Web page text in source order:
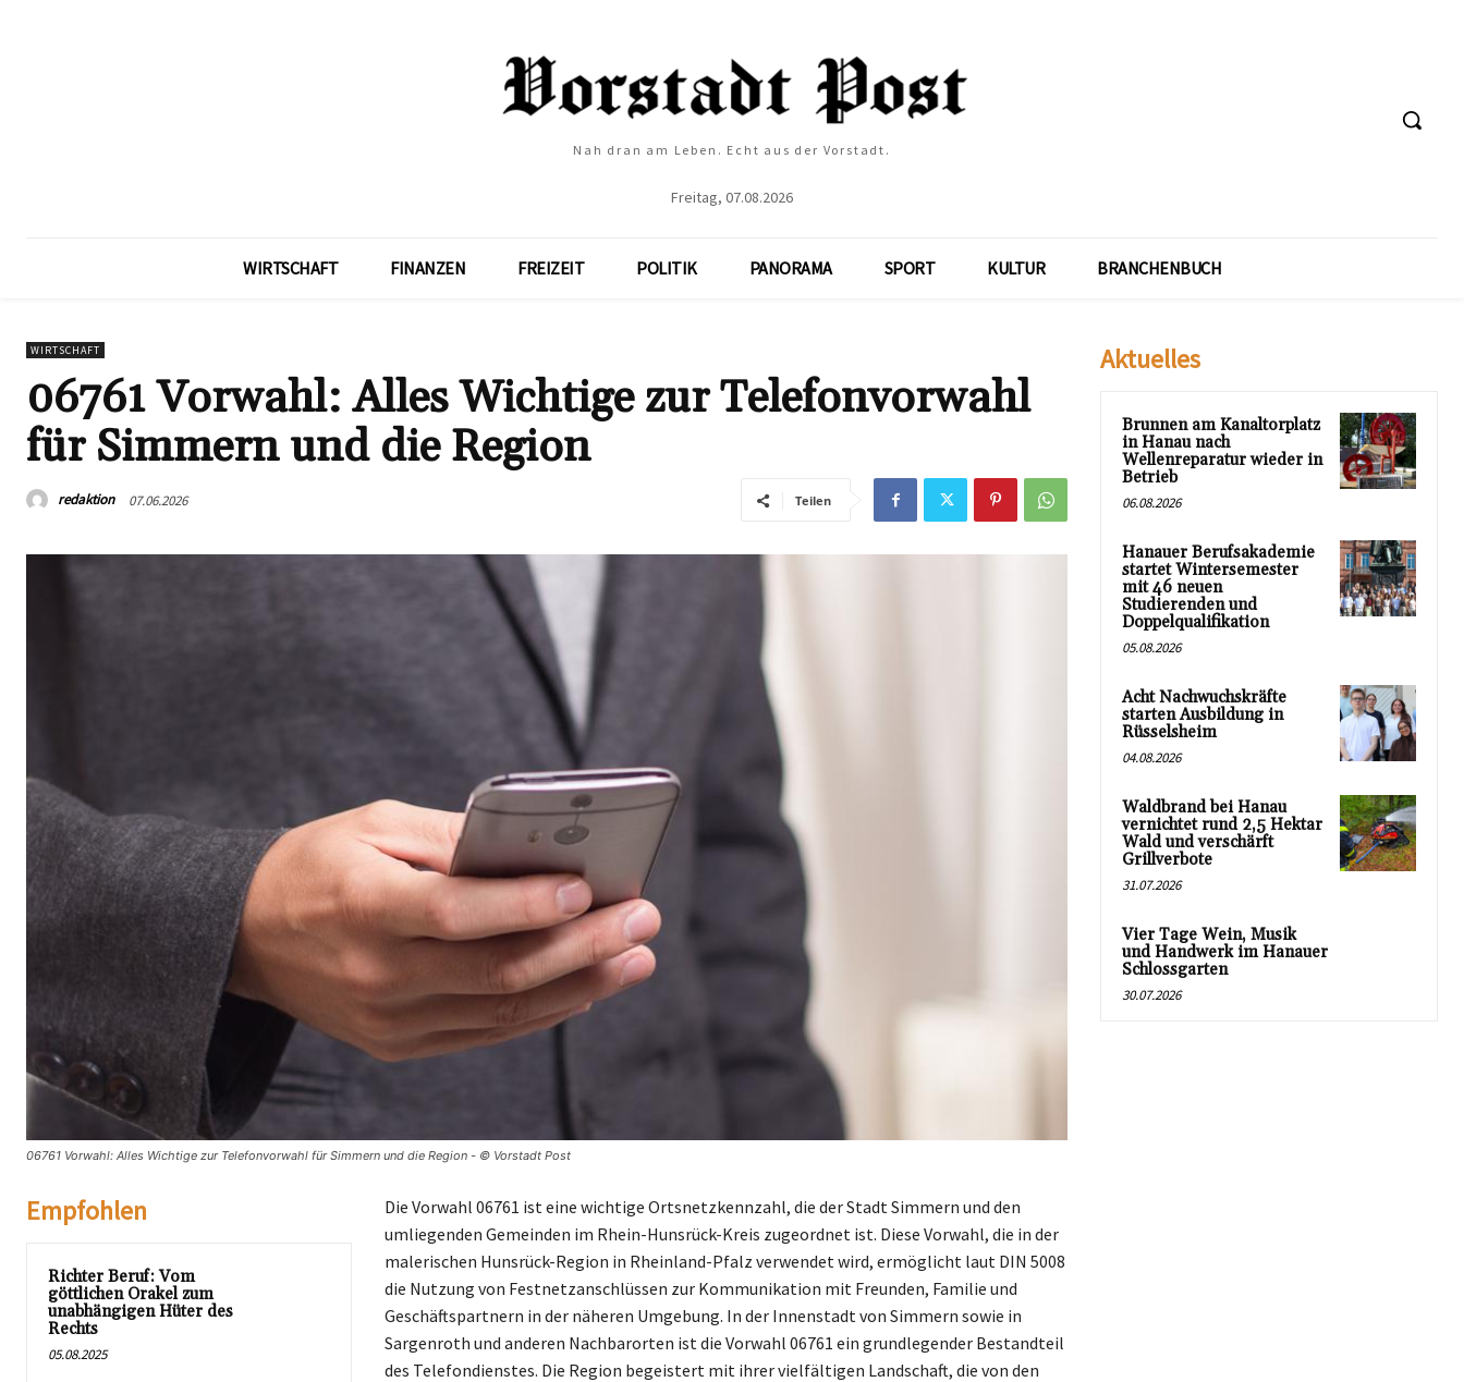
Nah dran am Leben. Echt aus der Vorstadt.
Freitag, 07.08.2026
WIRTSCHAFT FINANZEN FREIZEIT POLITIK PANORAMA SPORT KULTUR BRANCHENBUCH
WIRTSCHAFT
06761 Vorwahl: Alles Wichtige zur Telefonvorwahl
für Simmern und die Region
redaktion 07.06.2026 Teilen
06761 Vorwahl: Alles Wichtige zur Telefonvorwahl für Simmern und die Region - © Vorstadt Post
Empfohlen
Richter Beruf: Vom
göttlichen Orakel zum
unabhängigen Hüter des
Rechts
05.08.2025
Die Vorwahl 06761 ist eine wichtige Ortsnetzkennzahl, die der Stadt Simmern und den
umliegenden Gemeinden im Rhein-Hunsrück-Kreis zugeordnet ist. Diese Vorwahl, die in der
malerischen Hunsrück-Region in Rheinland-Pfalz verwendet wird, ermöglicht laut DIN 5008
die Nutzung von Festnetzanschlüssen zur Kommunikation mit Freunden, Familie und
Geschäftspartnern in der näheren Umgebung. In der Innenstadt von Simmern sowie in
Sargenroth und anderen Nachbarorten ist die Vorwahl 06761 ein grundlegender Bestandteil
des Telefondienstes. Die Region begeistert mit ihrer vielfältigen Landschaft, die von den
Aktuelles
Brunnen am Kanaltorplatz
in Hanau nach
Wellenreparatur wieder in
Betrieb
06.08.2026
Hanauer Berufsakademie
startet Wintersemester
mit 46 neuen
Studierenden und
Doppelqualifikation
05.08.2026
Acht Nachwuchskräfte
starten Ausbildung in
Rüsselsheim
04.08.2026
Waldbrand bei Hanau
vernichtet rund 2,5 Hektar
Wald und verschärft
Grillverbote
31.07.2026
Vier Tage Wein, Musik
und Handwerk im Hanauer
Schlossgarten
30.07.2026